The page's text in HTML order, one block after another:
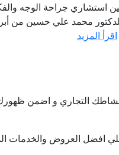
استشاري جراحة الوجه
محمد علي حسين من
اقرأ المزيد
نشاطك التجاري و اضمن
افضل العروض والخدمات